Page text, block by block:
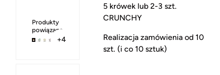
Produkty
powiązane
+4
5 krówek lub 2-3 szt.
CRUNCHY
Realizacja zamówienia od 10
szt. (i co 10 sztuk)